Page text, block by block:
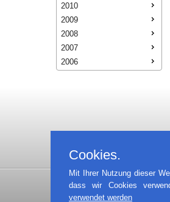
2010
2009
2008
2007
2006
Cookies.
Mit Ihrer Nutzung dieser
dass wir Cookies
verwendet werden